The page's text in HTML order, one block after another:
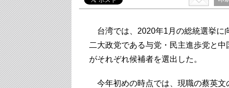
台湾では、2020年1月の総統選挙に
二大政党である与党・民主進歩党と中
がそれぞれ候補者を選出した。
今年初めの時点では、現職の蔡英文